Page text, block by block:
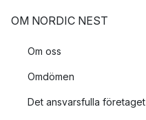
OM NORDIC NEST
Om oss
Omdömen
Det ansvarsfulla företaget